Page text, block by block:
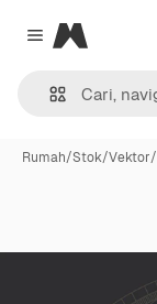
Close menu
Magnific
Rumah/Stok/Vektor/